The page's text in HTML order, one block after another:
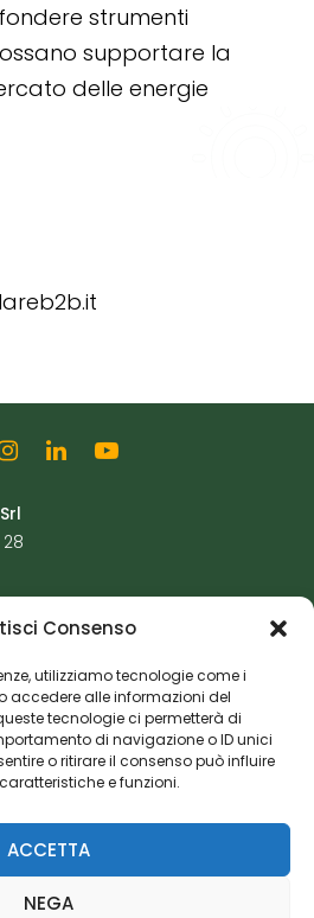
Consenso
utilizziamo tecnologie come i
accedere alle informazioni del
tecnologie ci permetterà di
di navigazione o ID unici
o ritirare il consenso può influire
e funzioni.
ACCETTA
NEGA
strumenti
supportare la
delle energie